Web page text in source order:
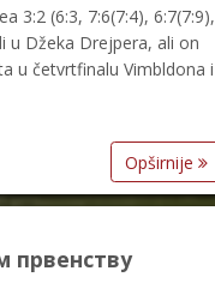
3:2 (6:3, 7:6(7:4), 6:7(7:9),
u Džeka Drejpera, ali on
u četvrtfinalu Vimbldona i
Opširnije
првенству